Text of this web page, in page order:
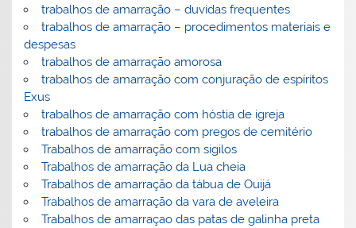
trabalhos de amarração – duvidas frequentes
trabalhos de amarração – procedimentos materiais e
despesas
trabalhos de amarração amorosa
trabalhos de amarração com conjuração de espíritos
Exus
trabalhos de amarração com hóstia de igreja
trabalhos de amarração com pregos de cemitério
Trabalhos de amarração com sigilos
Trabalhos de amarração da Lua cheia
Trabalhos de amarração da tábua de Ouijá
Trabalhos de amarração da vara de aveleira
Trabalhos de amarraçao das patas de galinha preta